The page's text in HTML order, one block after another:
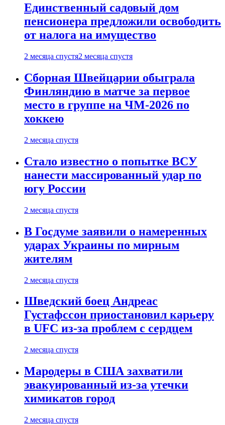
Единственный садовый дом
пенсионера предложили освободить
от налога на имущество
2 месяца спустя2 месяца спустя
Сборная Швейцарии обыграла
Финляндию в матче за первое
место в группе на ЧМ-2026 по
хоккею
2 месяца спустя
Стало известно о попытке ВСУ
нанести массированный удар по
югу России
2 месяца спустя
В Госдуме заявили о намеренных
ударах Украины по мирным
жителям
2 месяца спустя
Шведский боец Андреас
Густафссон приостановил карьеру
в UFC из-за проблем с сердцем
2 месяца спустя
Мародеры в США захватили
эвакуированный из-за утечки
химикатов город
2 месяца спустя